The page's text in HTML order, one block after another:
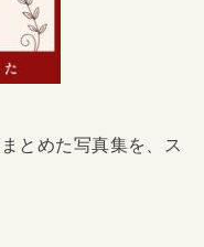
とめた写真集を、ス